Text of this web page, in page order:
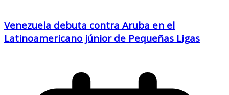
Venezuela debuta contra Aruba en el
Latinoamericano júnior de Pequeñas Ligas